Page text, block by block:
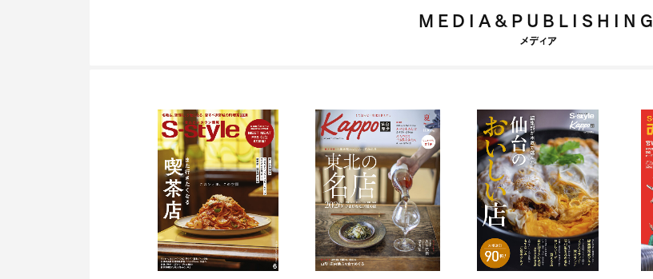
MEDIA&PUBLISHING
メディア